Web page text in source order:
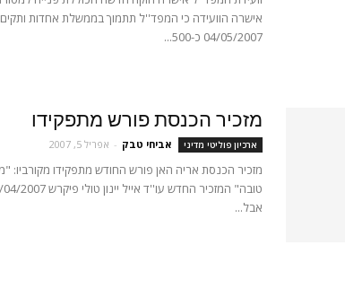
אישרה הוועידה כי המפד''ל תתמוך בממשלת אחדות
04/05/2007 כ-500...
מזכיר הכנסת פורש מתפקידו
ארכיון פוליטי מדיני אביחי טבק - אפריל 5, 2007
מזכיר הכנסת אריה האן פורש החודש מתפקידו מקורביו:
אבל...